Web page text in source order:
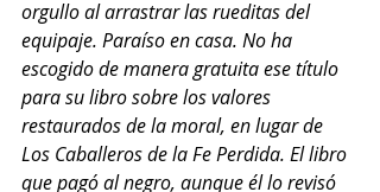
orgullo al arrastrar las rueditas del
equipaje. Paraíso en casa. No ha
escogido de manera gratuita ese título
para su libro sobre los valores
restaurados de la moral, en lugar de
Los Caballeros de la Fe Perdida. El libro
que pagó al negro, aunque él lo revisó